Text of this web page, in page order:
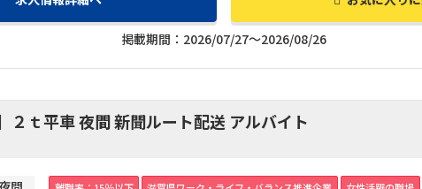
掲載期間：2026/07/27～2026/08/26
２ｔ平車 夜間 新聞ルート配送 アルバイト